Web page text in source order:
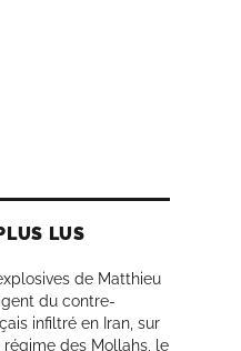
LUS
de Matthieu
du contre-
infiltré en Iran, sur
régime des Mollahs, le